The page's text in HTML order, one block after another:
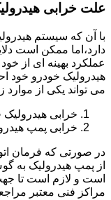
علت خرابی
با آن که سیستم
دارد،اما ممکن است
عملکرد بهینه ای از
هیدرولیک خودرو خود
می تواند یکی از موارد
خرابی
خرابی پمپ
در صورتی که فرمان
از پمپ هیدرولیک به
است و لازم است تا
مراکز فنی معتبر